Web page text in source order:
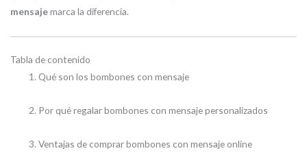
mensajemarca la diferencia.
Tabla de contenido
Qué son los bombones con mensaje
Por qué regalar bombones con mensaje personalizados
Ventajas de comprar bombones con mensaje online